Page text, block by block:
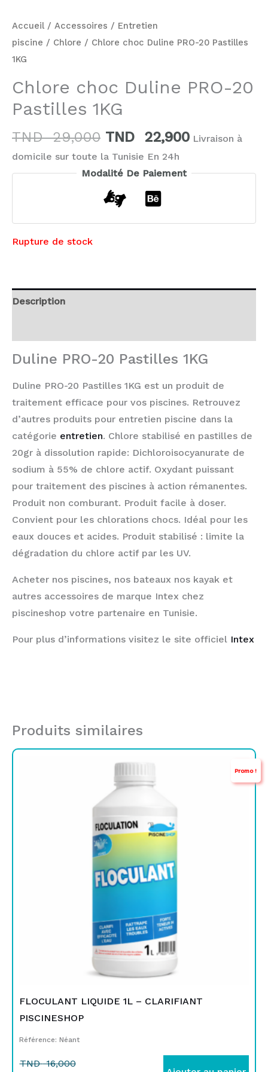
Accueil / Accessoires / Entretien
piscine / Chlore / Chlore choc Duline PRO-20 Pastilles
1KG
Chlore choc Duline PRO-20
Pastilles 1KG
TND29,000 TND 22,900 Livraison à
domicile sur toute la Tunisie En 24h
Modalité De Paiement
Rupture de stock
Description
Duline PRO-20 Pastilles 1KG
Duline PRO-20 Pastilles 1KG est un produit de
traitement efficace pour vos piscines. Retrouvez
d’autres produits pour entretien piscine dans la
catégorie entretien. Chlore stabilisé en pastilles de
20gr à dissolution rapide: Dichloroisocyanurate de
sodium à 55% de chlore actif. Oxydant puissant
pour traitement des piscines à action rémanentes.
Produit non comburant. Produit facile à doser.
Convient pour les chlorations chocs. Idéal pour les
eaux douces et acides. Produit stabilisé : limite la
dégradation du chlore actif par les UV.
Acheter nos piscines, nos bateaux nos kayak et
autres accessoires de marque Intex chez
piscineshop votre partenaire en Tunisie.
Pour plus d’informations visitez le site officiel Intex
Produits similaires
Promo !
FLOCULANT LIQUIDE 1L – CLARIFIANT
PISCINESHOP
Référence: Néant
TND16,000